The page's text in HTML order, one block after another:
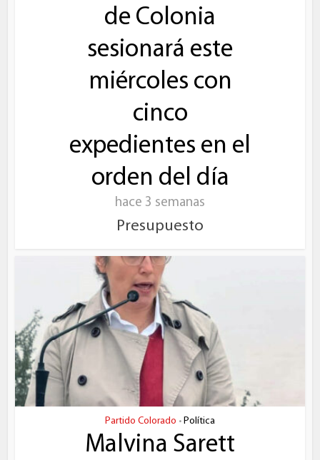
de Colonia
sesionará este
miércoles con
cinco
expedientes en el
orden del día
hace 3 semanas
Presupuesto
Partido Colorado • Política
Malvina Sarett